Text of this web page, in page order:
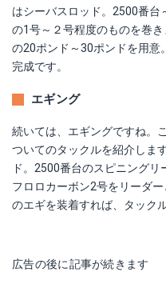
はシーバスロッド。2500番台
の1号～２号程度のものを巻
の20ポンド～30ポンドを用意
完成です。
エギング
続いては、エギングですね。
ついてのタックルを紹介しま
ド。2500番台のスピニングリ
フロロカーボン2号をリーダ
のエギを装着すれば、タック
広告の後に記事が続きます